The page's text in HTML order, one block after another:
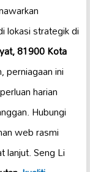
lokasi strategik di
81900 Kota
perniagaan ini
harian
Hubungi
web rasmi
lanjut. Seng Li